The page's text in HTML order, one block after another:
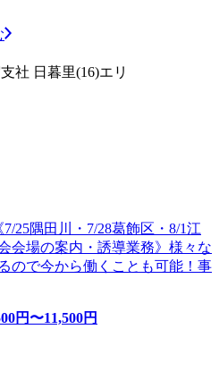
社 日暮里(16)エリ
25隅田川・7/28葛飾区・8/1江
会場の案内・誘導業務》様々な
ので今から働くことも可能！事
円〜11,500円